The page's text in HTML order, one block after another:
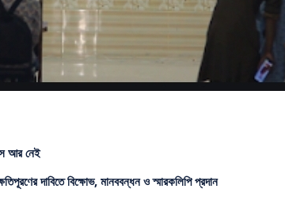
আর নেই
দাবিতে বিক্ষোভ, মানববন্ধন ও স্মারকলিপি প্রদান